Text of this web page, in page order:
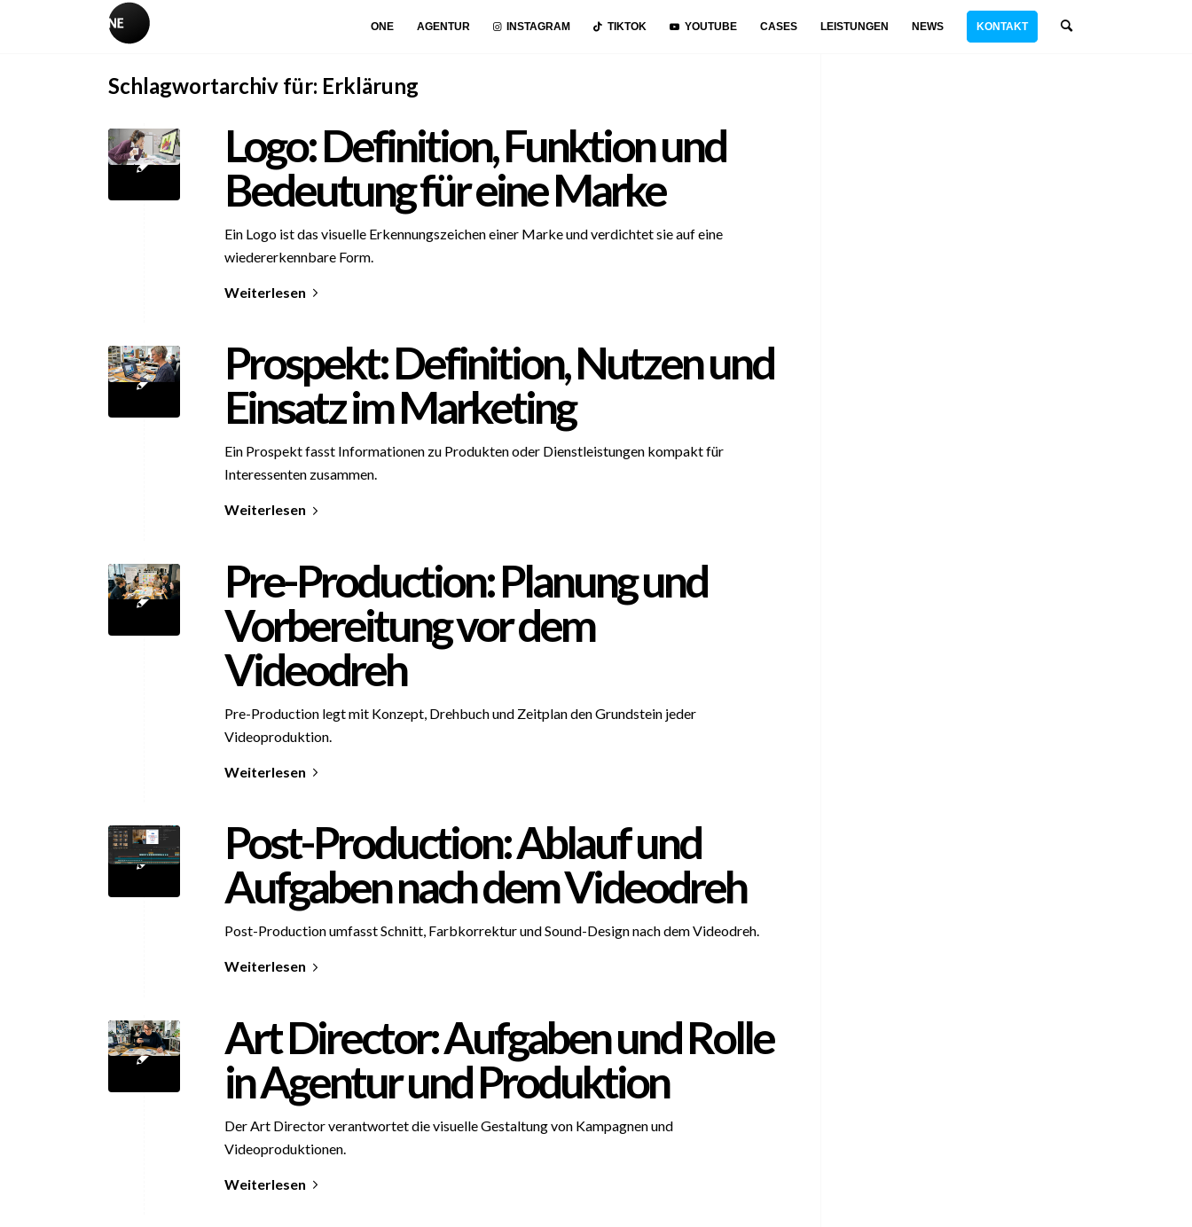
ONE AGENTUR INSTAGRAM TIKTOK YOUTUBE CASES LEISTUNGEN NEWS KONTAKT
Schlagwortarchiv für: Erklärung
Logo: Definition, Funktion und
Bedeutung für eine Marke
Ein Logo ist das visuelle Erkennungszeichen einer Marke und verdichtet sie auf eine
wiedererkennbare Form.
Weiterlesen
Prospekt: Definition, Nutzen und
Einsatz im Marketing
Ein Prospekt fasst Informationen zu Produkten oder Dienstleistungen kompakt für
Interessenten zusammen.
Weiterlesen
Pre-Production: Planung und
Vorbereitung vor dem
Videodreh
Pre-Production legt mit Konzept, Drehbuch und Zeitplan den Grundstein jeder
Videoproduktion.
Weiterlesen
Post-Production: Ablauf und
Aufgaben nach dem Videodreh
Post-Production umfasst Schnitt, Farbkorrektur und Sound-Design nach dem Videodreh.
Weiterlesen
Art Director: Aufgaben und Rolle
in Agentur und Produktion
Der Art Director verantwortet die visuelle Gestaltung von Kampagnen und
Videoproduktionen.
Weiterlesen